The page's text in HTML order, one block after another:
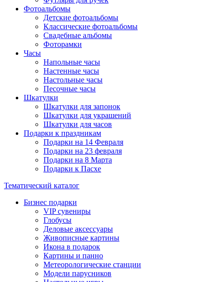
Фотоальбомы
Детские фотоальбомы
Классические фотоальбомы
Свадебные альбомы
Фоторамки
Часы
Напольные часы
Настенные часы
Настольные часы
Песочные часы
Шкатулки
Шкатулки для запонок
Шкатулки для украшений
Шкатулки для часов
Подарки к праздникам
Подарки на 14 Февраля
Подарки на 23 февраля
Подарки на 8 Марта
Подарки к Пасхе
Тематический каталог
Бизнес подарки
VIP сувениры
Глобусы
Деловые аксессуары
Живописные картины
Икона в подарок
Картины и панно
Метеорологические станции
Модели парусников